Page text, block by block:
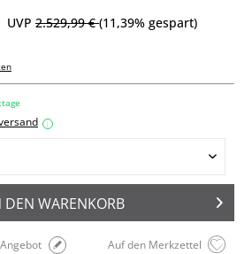
UVP 2.529,99 €(11,39% gespart)
i
DEN WARENKORB
Auf den Merkzettel